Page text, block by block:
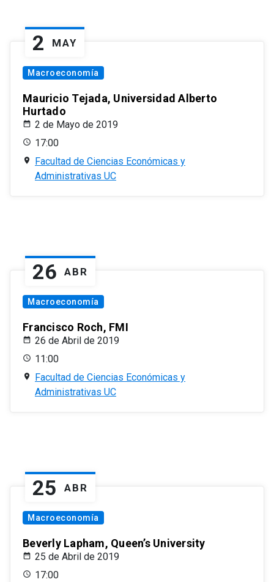
2 MAY
Macroeconomía
Mauricio Tejada, Universidad Alberto
Hurtado
2 de Mayo de 2019
17:00
Facultad de Ciencias Económicas y
Administrativas UC
26 ABR
Macroeconomía
Francisco Roch, FMI
26 de Abril de 2019
11:00
Facultad de Ciencias Económicas y
Administrativas UC
25 ABR
Macroeconomía
Beverly Lapham, Queen’s University
25 de Abril de 2019
17:00